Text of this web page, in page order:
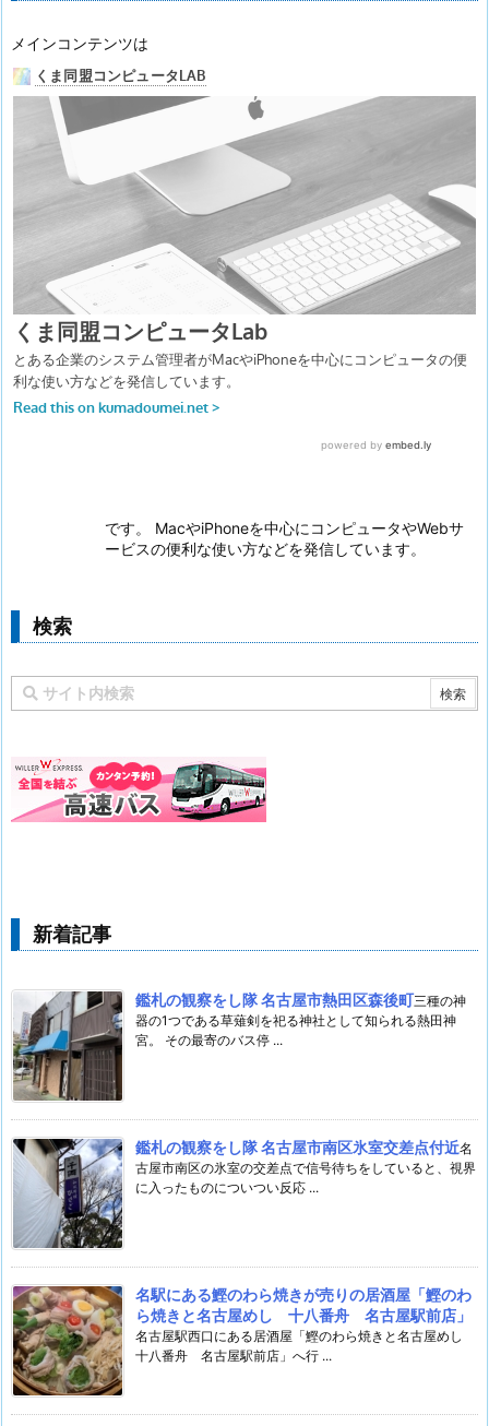
メインコンテンツは
です。 MacやiPhoneを中心にコンピュータやWebサ
ービスの便利な使い方などを発信しています。
検索
新着記事
鑑札の観察をし隊 名古屋市熱田区森後町三種の神
器の1つである草薙剣を祀る神社として知られる熱田神
宮。 その最寄のバス停 ...
鑑札の観察をし隊 名古屋市南区氷室交差点付近名
古屋市南区の氷室の交差点で信号待ちをしていると、視界
に入ったものについつい反応 ...
名駅にある鰹のわら焼きが売りの居酒屋「鰹のわ
ら焼きと名古屋めし 十八番舟 名古屋駅前店」
名古屋駅西口にある居酒屋「鰹のわら焼きと名古屋めし
十八番舟 名古屋駅前店」へ行 ...